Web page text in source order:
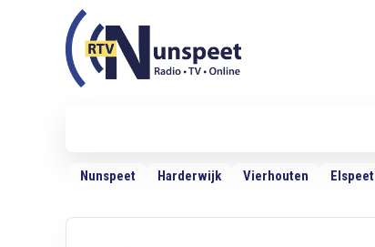
RTV Nunspeet
RTV Nunspeet
Nunspeet Harderwijk Vierhouten Elspeet